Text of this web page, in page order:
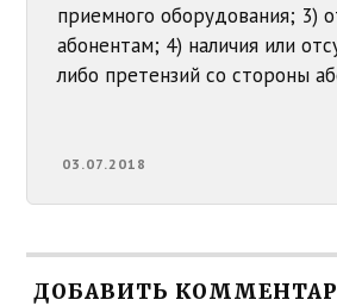
приемного оборудования; 3)
абонентам; 4) наличия или
либо претензий со стороны
03.07.2018
ДОБАВИТЬ